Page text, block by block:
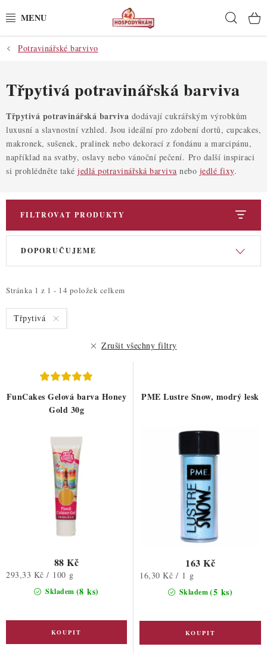
na
POTŘEBY
POMŮCKY
SUROVINY
DEKORACE
PRO OSLAVY
POCHUTINY
ZDRAVÉ PEČENÍ
DÁRKOVÉ POUKAZY
TÉMATICKÉ PRODUKTY
NOVÉ ZBOŽÍ
Nepřevzetí zásilky na dobírku
Obchodní podmínky
Hodnocení obchodu
Moje objednávka
Podmínky ochrany osobních údajů
Potravinářské barvivo
Třpytivá potravinářská barviva
Třpytivá potravinářská barviva dodávají cukrářským výrobkům
luxusní a slavnostní vzhled. Jsou ideální pro zdobení dortů, cupcakes,
makronek, sušenek, pralinek nebo dekorací z fondánu a marcipánu,
například na svatby, oslavy nebo vánoční pečení. Pro další inspiraci
si prohlédněte také jedlá potravinářská barviva nebo jedlé fixy.
FILTROVAT PRODUKTY
V
i
s
p
u
Stránka 1 z 1 - 14 položek celkem
Ř
e
n
í
d
DOPORUČUJEME
Třpytivá
Zrušit všechny filtry
FunCakes Gelová barva Honey
Gold 30g
Skladem (8 ks)
88 Kč
Měrná
293,33 Kč / 100 g
PME Lustre Snow, modrý lesk
Skladem(5 ks)
163 Kč
Měrná
16,30 Kč / 1 g